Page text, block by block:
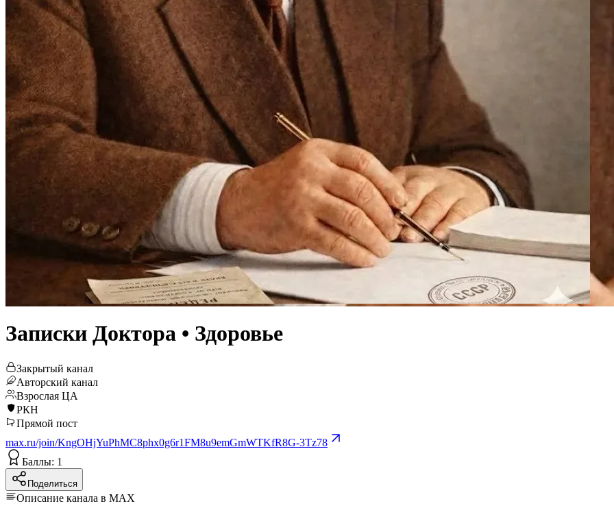
Записки Доктора • Здоровье
Закрытый канал
Авторский канал
Взрослая ЦА
РКН
Прямой пост
max.ru/join/KngOHjYuPhMC8phx0g6r1FM8u9emGmWTKfR8G-3Tz78
Баллы: 1
Поделиться
Описание канала в MAX